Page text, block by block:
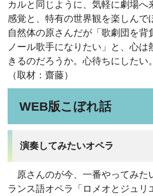
カルと同じように、気軽に劇場へ
感覚と、特有の世界観を楽しんで
自然体の原さんだが「歌劇団を背
ノール歌手になりたい」と、心は
きるのだろうか。心待ちにしたい。
（取材：齋藤）
WEB版こぼれ話
演奏してみたいオペラ
原さんのが今、一番やってみた
ランス語オペラ「ロメオとジュリ